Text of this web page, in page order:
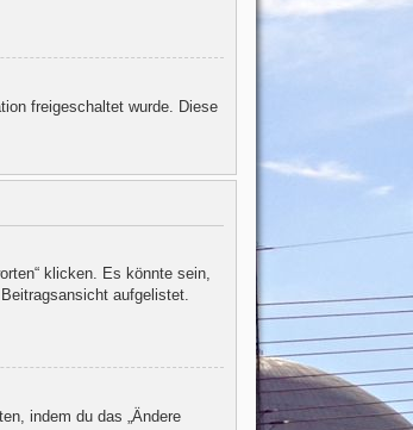
freigeschaltet wurde. Diese
klicken. Es könnte sein,
aufgelistet.
indem du das „Ändere